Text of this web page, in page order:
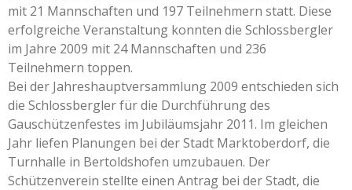
mit 21 Mannschaften und 197 Teilnehmern statt. Diese
erfolgreiche Veranstaltung konnten die Schlossbergler
im Jahre 2009 mit 24 Mannschaften und 236
Teilnehmern toppen.
Bei der Jahreshauptversammlung 2009 entschieden sich
die Schlossbergler für die Durchführung des
Gauschützenfestes im Jubiläumsjahr 2011. Im gleichen
Jahr liefen Planungen bei der Stadt Marktoberdorf, die
Turnhalle in Bertoldshofen umzubauen. Der
Schützenverein stellte einen Antrag bei der Stadt, die